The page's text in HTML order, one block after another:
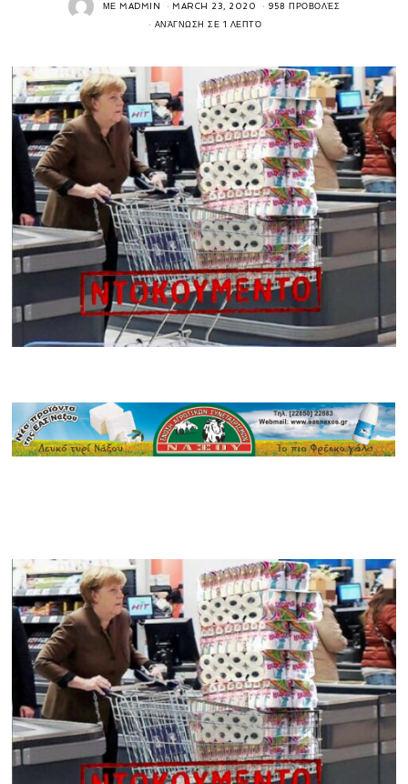
ΜΕMADMIN MARCH 23, 2020 958 ΠΡΟΒΟΛΈΣ
ΑΝΆΓΝΩΣΗ ΣΕ 1 ΛΕΠΤΌ